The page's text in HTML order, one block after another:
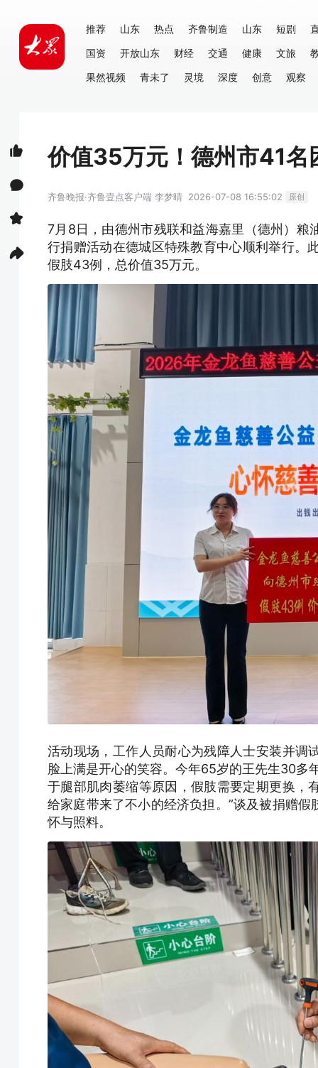
推荐 山东 热点 齐鲁制造 山东 短剧
国资
开放山东 财经 交通 健康 文旅
果然视频
青未了 灵境 深度 创意 观察
价值35万元！德州市41名
齐鲁晚报·齐鲁壹点客户端 李梦晴 2026-07-08 16:55:02 原创
7月8日，由德州市残联和益海嘉里（德州）粮
行捐赠活动在德城区特殊教育中心顺利举行。
假肢43例，总价值35万元。
活动现场，工作人员耐心为残障人士安装并调
脸上满是开心的笑容。今年65岁的王先生30多
于腿部肌肉萎缩等原因，假肢需要定期更换，
给家庭带来了不小的经济负担。”谈及被捐赠
怀与照料。